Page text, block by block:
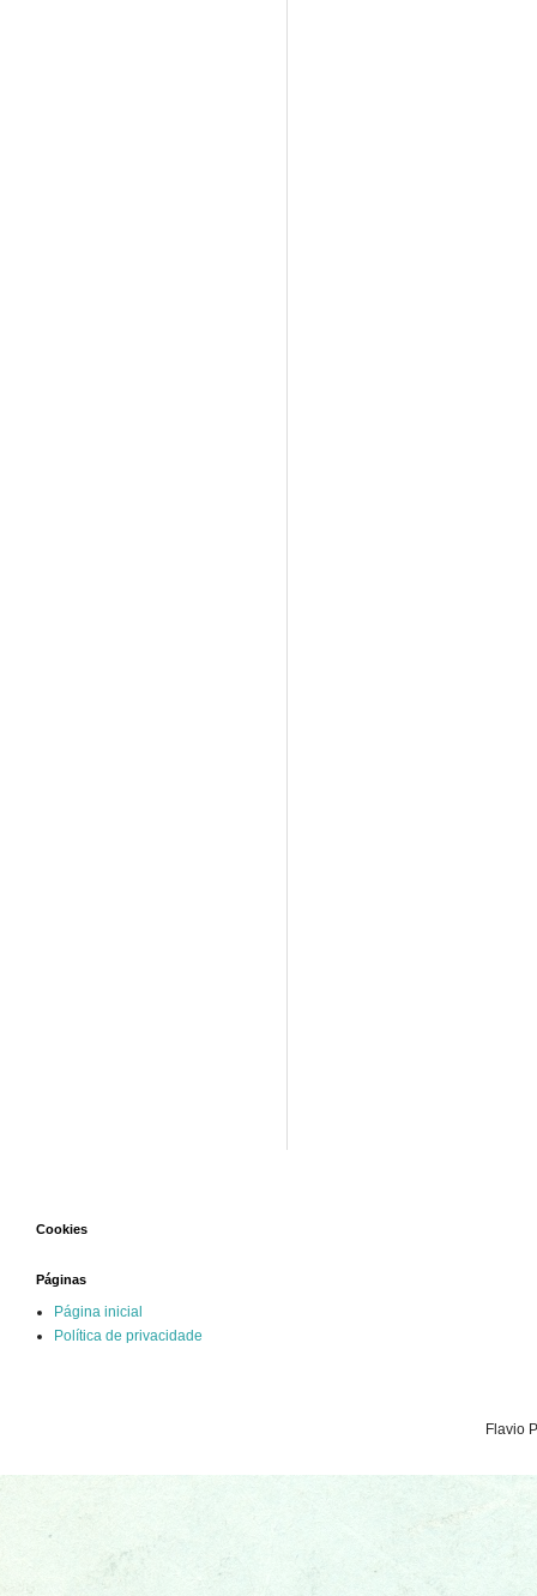
Cookies
Páginas
Página inicial
Política de privacidade
Flavio